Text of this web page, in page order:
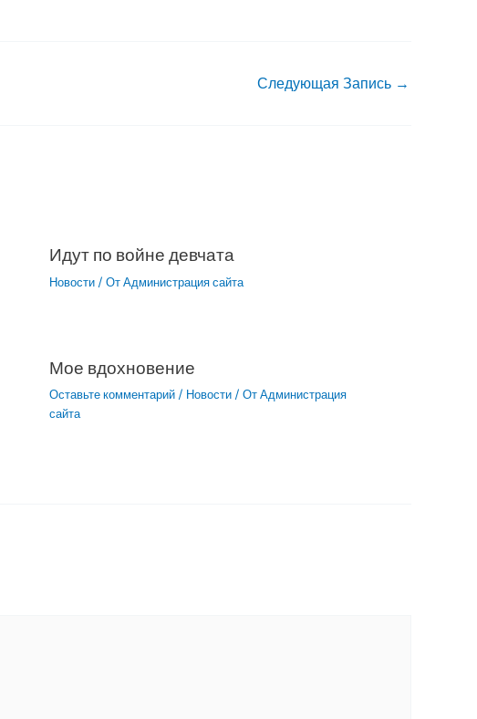
Следующая Запись →
Идут по войне девчата
Новости / ОтАдминистрация сайта
Мое вдохновение
Оставьте комментарий / Новости / ОтАдминистрация
сайта